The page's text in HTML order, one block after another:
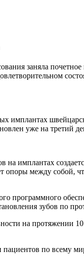
заняла
имплантах
уже на третий
имплантах
между собой,
программного
зубов по
на протяжении
по всему